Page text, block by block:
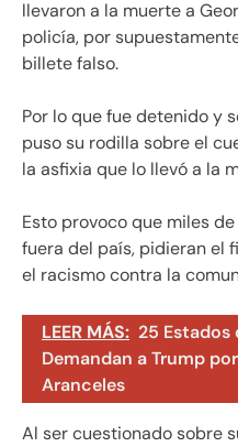
llevaron a la muerte a
policía, por
billete falso.
Por lo que fue detenido y
puso su rodilla sobre el
la asfixia que lo llevó a la
Esto provoco que miles
fuera del país, pidieran el
el racismo contra la
LEER MÁS: 25 Estados
Demandan a Trump
Aranceles
Al ser cuestionado sobre